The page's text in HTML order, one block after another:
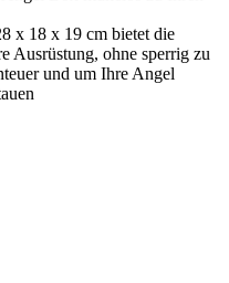
x 18 x 19 cm bietet die
Ausrüstung, ohne sperrig zu
und um Ihre Angel